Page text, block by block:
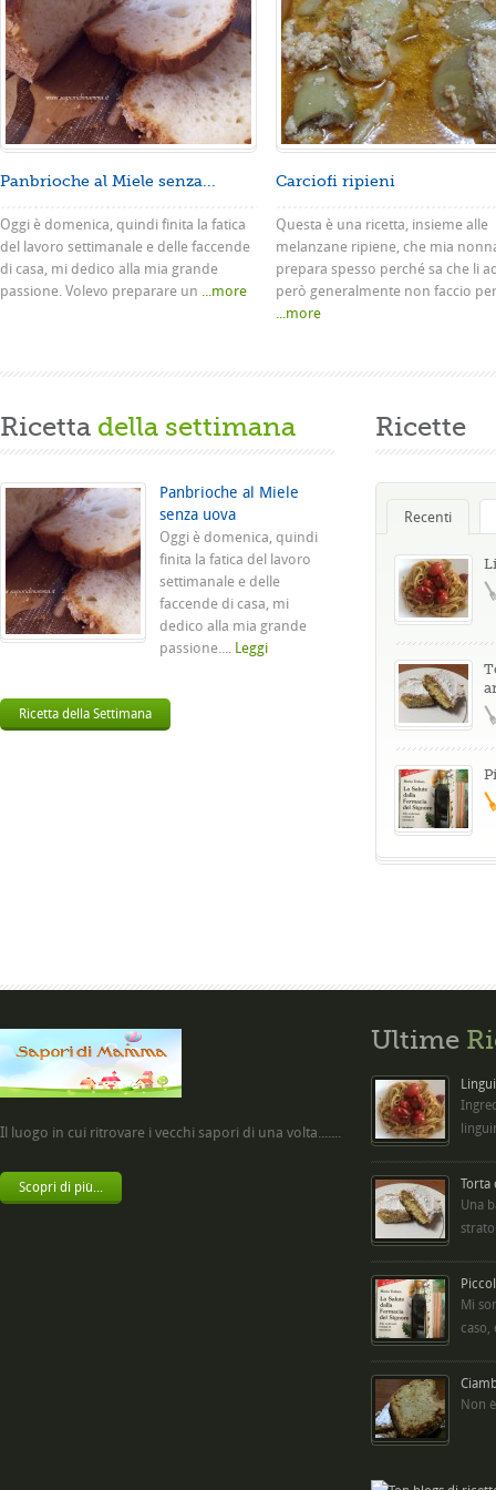
Panbrioche al Miele senza...
Oggi è domenica, quindi finita la fatica
del lavoro settimanale e delle faccende
di casa, mi dedico alla mia grande
passione. Volevo preparare un ...more
Carciofi ripieni
Questa è una ricetta, insieme alle
melanzane ripiene, che mia
prepara spesso perché sa che li
però generalmente non faccio
...more
Ricetta della settimana
Panbrioche al Miele
senza uova
Oggi è domenica, quindi
finita la fatica del lavoro
settimanale e delle
faccende di casa, mi
dedico alla mia grande
passione.... Leggi
Ricetta della Settimana
Ricette
Recenti
Il luogo in cui ritrovare i vecchi sapori di una volta.......
Scopri di più...
Ultime
Torta
Una
Mi
caso,
Non